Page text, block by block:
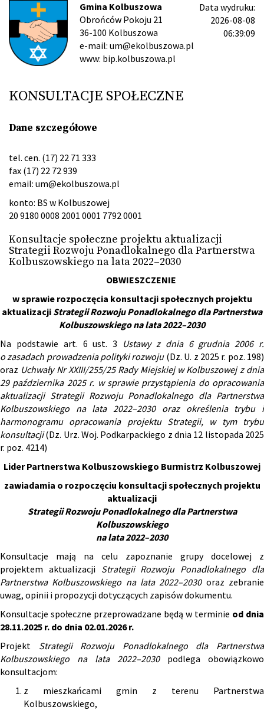
Gmina Kolbuszowa
Obrońców Pokoju 21
36-100 Kolbuszowa
e-mail: um@ekolbuszowa.pl
www: bip.kolbuszowa.pl
Data wydruku:
2026-08-08
06:39:09
KONSULTACJE SPOŁECZNE
Dane szczegółowe
tel. cen. (17) 22 71 333
fax (17) 22 72 939
email: um@ekolbuszowa.pl
konto: BS w Kolbuszowej
20 9180 0008 2001 0001 7792 0001
Konsultacje społeczne projektu aktualizacji
Strategii Rozwoju Ponadlokalnego dla Partnerstwa
Kolbuszowskiego na lata 2022–2030
OBWIESZCZENIE
w sprawie rozpoczęcia konsultacji społecznych projektu
aktualizacji Strategii Rozwoju Ponadlokalnego dla Partnerstwa
Kolbuszowskiego na lata 2022–2030
Na podstawie art. 6 ust. 3 Ustawy z dnia 6 grudnia 2006 r.
o zasadach prowadzenia polityki rozwoju(Dz. U. z 2025 r. poz. 198)
oraz Uchwały Nr XXIII/255/25 Rady Miejskiej w Kolbuszowej z dnia
29 października 2025 r. w sprawie przystąpienia do opracowania
aktualizacji Strategii Rozwoju Ponadlokalnego dla Partnerstwa
Kolbuszowskiego na lata 2022–2030 oraz określenia trybu i
harmonogramu opracowania projektu Strategii, w tym trybu
konsultacji(Dz. Urz. Woj. Podkarpackiego z dnia 12 listopada 2025
r. poz. 4214)
Lider Partnerstwa Kolbuszowskiego Burmistrz Kolbuszowej
zawiadamia o rozpoczęciu konsultacji społecznych projektu
aktualizacji
Strategii Rozwoju Ponadlokalnego dla Partnerstwa
Kolbuszowskiego
na lata 2022–2030
Konsultacje mają na celu zapoznanie grupy docelowej z
projektem aktualizacji Strategii Rozwoju Ponadlokalnego dla
Partnerstwa Kolbuszowskiego na lata 2022–2030 oraz zebranie
uwag, opinii i propozycji dotyczących zapisów dokumentu.
Konsultacje społeczne przeprowadzane będą w terminie od dnia
28.11.2025 r. do dnia 02.01.2026 r.
Projekt Strategii Rozwoju Ponadlokalnego dla Partnerstwa
Kolbuszowskiego na lata 2022–2030 podlega obowiązkowo
konsultacjom:
z mieszkańcami gmin z terenu Partnerstwa
Kolbuszowskiego,